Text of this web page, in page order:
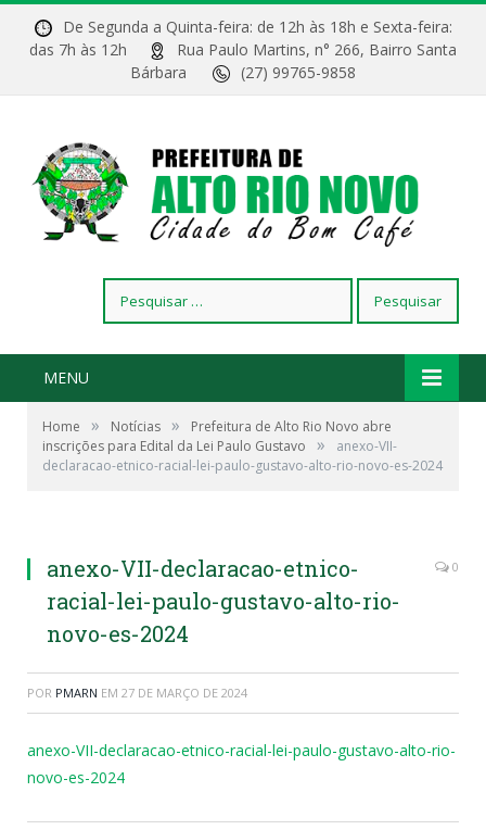
De Segunda a Quinta-feira: de 12h às 18h e Sexta-feira:
das 7h às 12h
Rua Paulo Martins, n° 266, Bairro Santa
Bárbara
(27) 99765-9858
por:
MENU
Home » Notícias »
Prefeitura de Alto Rio Novo abre
inscrições para Edital da Lei Paulo Gustavo
»
anexo-VII-
declaracao-etnico-racial-lei-paulo-gustavo-alto-rio-novo-es-2024
anexo-VII-declaracao-etnico-
racial-lei-paulo-gustavo-alto-rio-
novo-es-2024
0
POR PMARN EM 27 DE MARÇO DE 2024
anexo-VII-declaracao-etnico-racial-lei-paulo-gustavo-alto-rio-
novo-es-2024